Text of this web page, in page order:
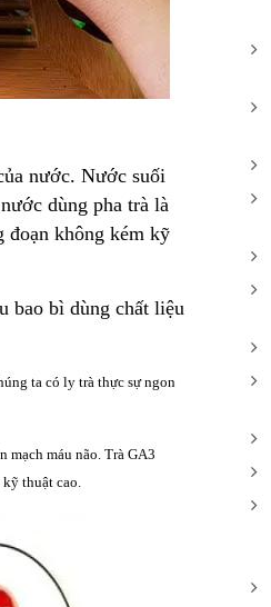
nước. Nước suối
dùng pha trà là
đoạn không kém kỹ
bao bì dùng chất liệu
ta có ly trà thực sự ngon
mạch máu não. Trà GA3
thuật cao.